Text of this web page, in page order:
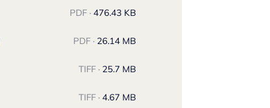
PDF · 476.43 KB
PDF · 26.14 MB
TIFF · 25.7 MB
TIFF · 4.67 MB